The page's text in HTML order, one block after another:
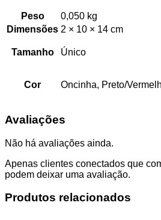
Peso
0,050 kg
Dimensões 2 × 10 × 14 cm
Tamanho Único
Cor Oncinha, Preto/
Avaliações
Não há avaliações ainda.
Apenas clientes conectados que
podem deixar uma avaliação.
Produtos relacionados